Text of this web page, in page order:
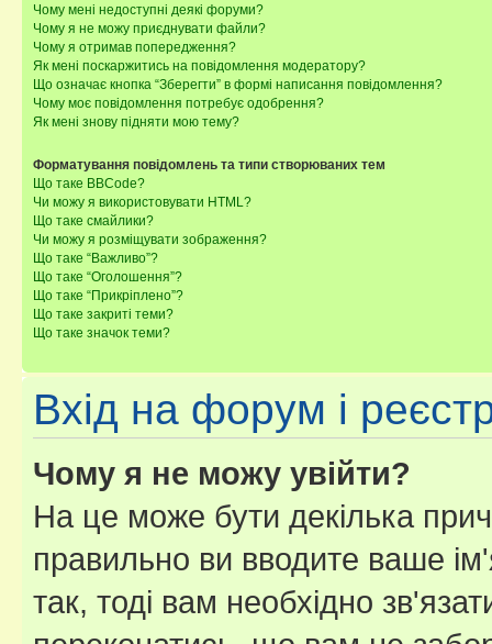
Чому мені недоступні деякі форуми?
Чому я не можу приєднувати файли?
Чому я отримав попередження?
Як мені поскаржитись на повідомлення модератору?
Що означає кнопка “Зберегти” в формі написання повідомлення?
Чому моє повідомлення потребує одобрення?
Як мені знову підняти мою тему?
Форматування повідомлень та типи створюваних тем
Що таке BBCode?
Чи можу я використовувати HTML?
Що таке смайлики?
Чи можу я розміщувати зображення?
Що таке “Важливо”?
Що таке “Оголошення”?
Що таке “Прикріплено”?
Що таке закриті теми?
Що таке значок теми?
Вхід на форум і
Чому я не можу увійти?
На це може бути декілька
правильно ви вводите ваше
так, тоді вам необхідно